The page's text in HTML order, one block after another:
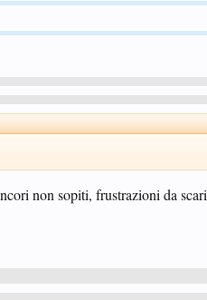
non sopiti, frustrazioni da